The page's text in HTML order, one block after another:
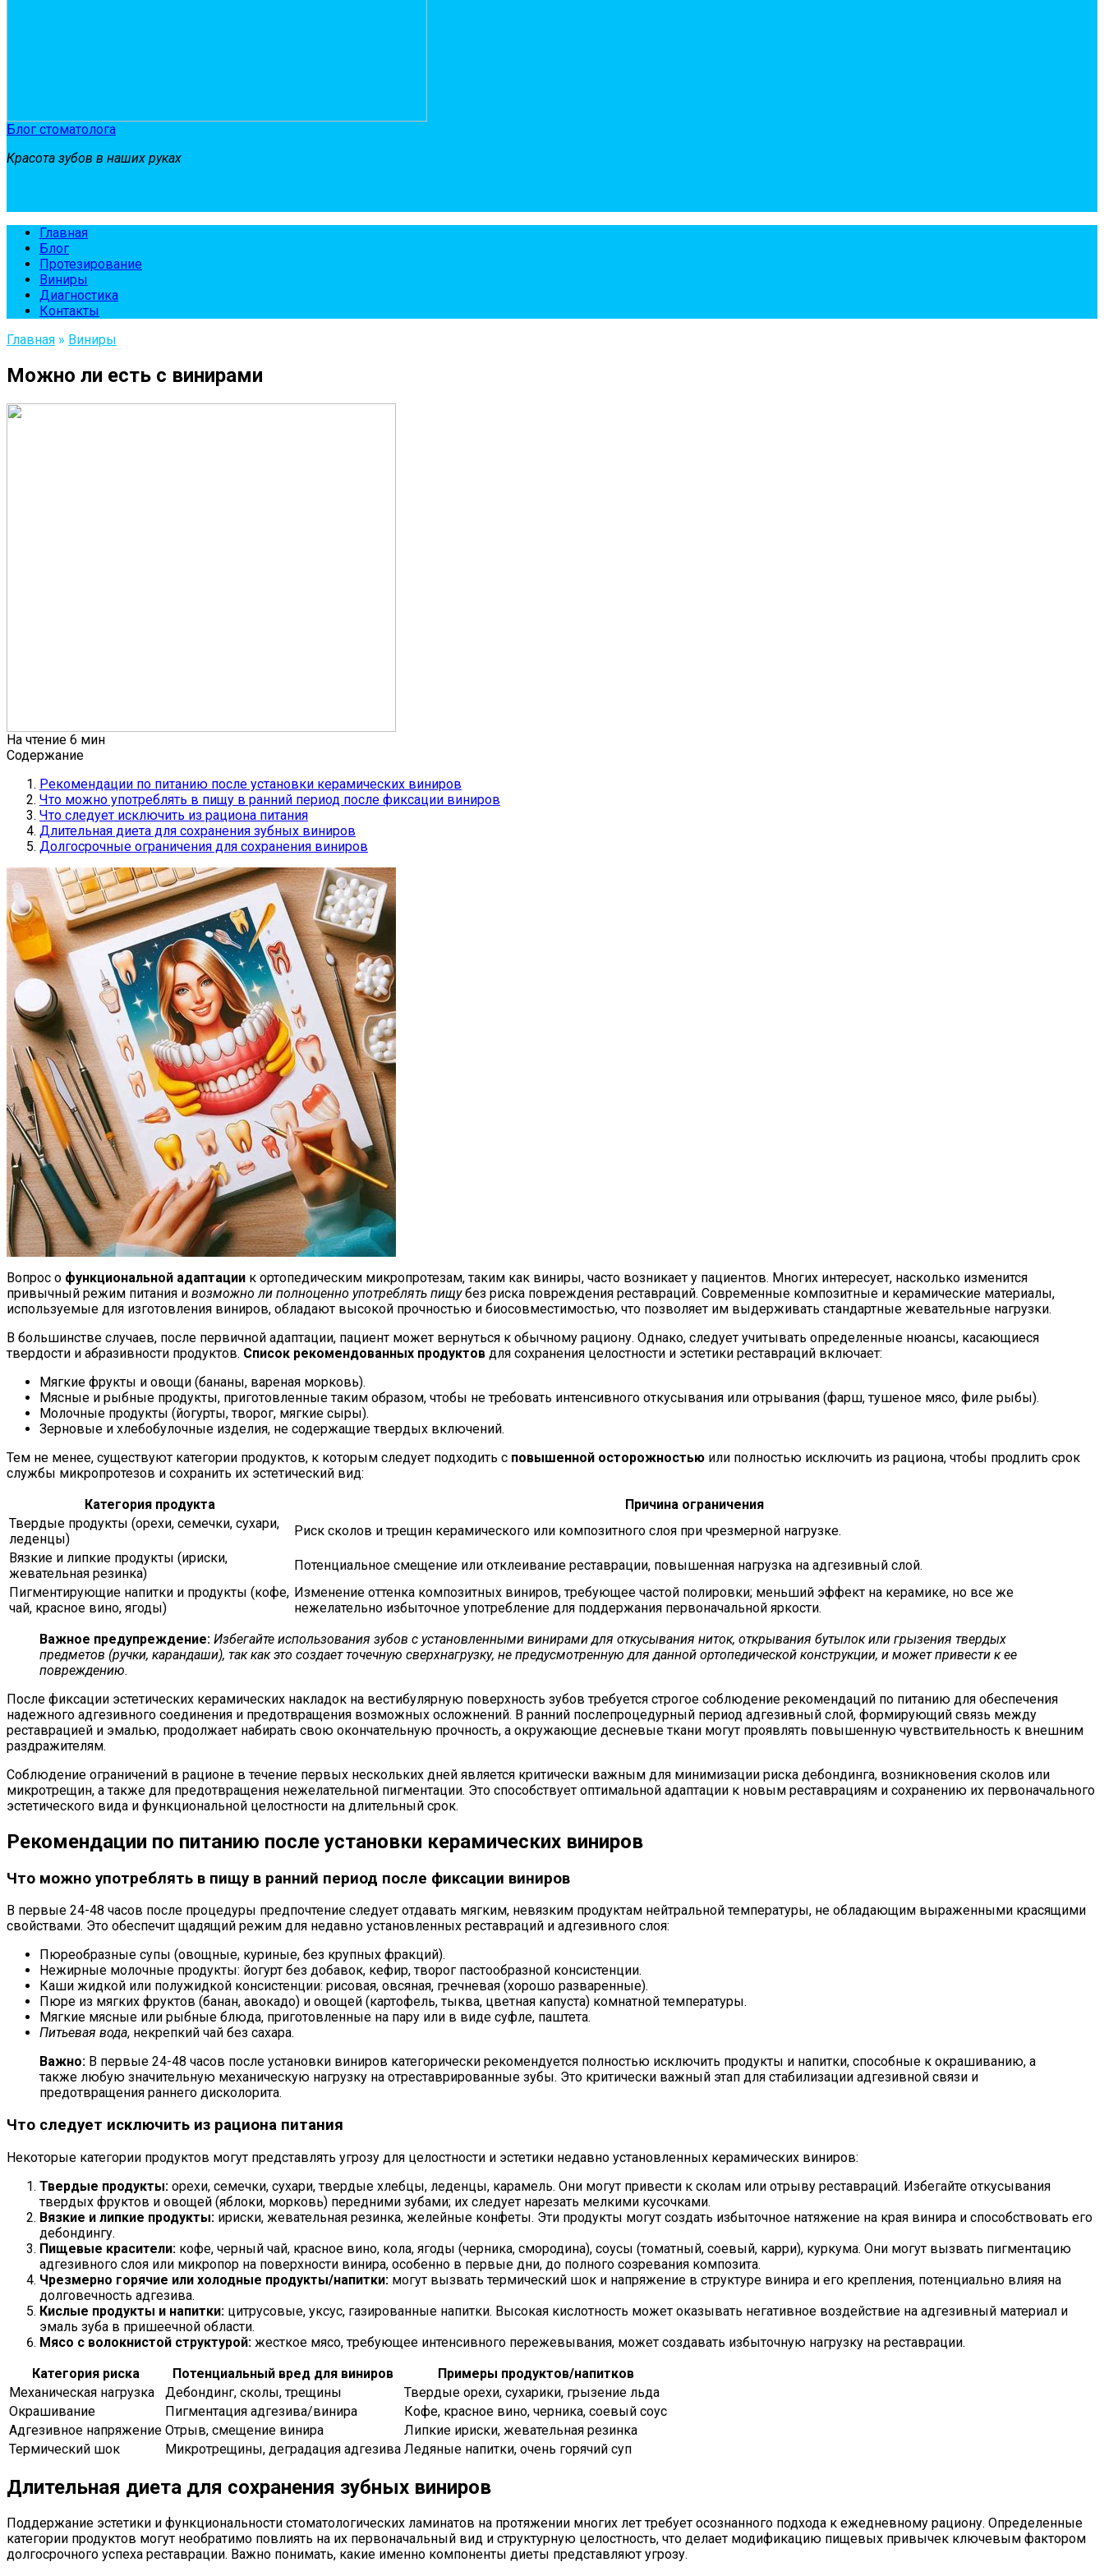
Блог стоматолога
Красота зубов в наших руках
Главная
Блог
Протезирование
Виниры
Диагностика
Контакты
Главная » Виниры
Можно ли есть с винирами
На чтение 6 мин
Содержание
Рекомендации по питанию после установки керамических виниров
Что можно употреблять в пищу в ранний период после фиксации виниров
Что следует исключить из рациона питания
Длительная диета для сохранения зубных виниров
Долгосрочные ограничения для сохранения виниров
Вопрос о функциональной адаптации к ортопедическим микропротезам, таким как виниры, часто возникает у пациентов. Многих интересует, насколько изменится
привычный режим питания и возможно ли полноценно употреблять пищубез риска повреждения реставраций. Современные композитные и керамические материалы,
используемые для изготовления виниров, обладают высокой прочностью и биосовместимостью, что позволяет им выдерживать стандартные жевательные нагрузки.
В большинстве случаев, после первичной адаптации, пациент может вернуться к обычному рациону. Однако, следует учитывать определенные нюансы, касающиеся
твердости и абразивности продуктов. Список рекомендованных продуктов для сохранения целостности и эстетики реставраций включает:
Мягкие фрукты и овощи (бананы, вареная морковь).
Мясные и рыбные продукты, приготовленные таким образом, чтобы не требовать интенсивного откусывания или отрывания (фарш, тушеное мясо, филе рыбы).
Молочные продукты (йогурты, творог, мягкие сыры).
Зерновые и хлебобулочные изделия, не содержащие твердых включений.
Тем не менее, существуют категории продуктов, к которым следует подходить с повышенной осторожностью или полностью исключить из рациона, чтобы продлить срок
службы микропротезов и сохранить их эстетический вид:
Категория продукта
Причина ограничения
Твердые продукты (орехи, семечки, сухари,
леденцы)
Риск сколов и трещин керамического или композитного слоя при чрезмерной нагрузке.
Вязкие и липкие продукты (ириски,
жевательная резинка)
Потенциальное смещение или отклеивание реставрации, повышенная нагрузка на адгезивный слой.
Пигментирующие напитки и продукты (кофе,
чай, красное вино, ягоды)
Изменение оттенка композитных виниров, требующее частой полировки; меньший эффект на керамике, но все же
нежелательно избыточное употребление для поддержания первоначальной яркости.
Важное предупреждение: Избегайте использования зубов с установленными винирами для откусывания ниток, открывания бутылок или грызения твердых
предметов (ручки, карандаши), так как это создает точечную сверхнагрузку, не предусмотренную для данной ортопедической конструкции, и может привести к ее
повреждению.
После фиксации эстетических керамических накладок на вестибулярную поверхность зубов требуется строгое соблюдение рекомендаций по питанию для обеспечения
надежного адгезивного соединения и предотвращения возможных осложнений. В ранний послепроцедурный период адгезивный слой, формирующий связь между
реставрацией и эмалью, продолжает набирать свою окончательную прочность, а окружающие десневые ткани могут проявлять повышенную чувствительность к внешним
раздражителям.
Соблюдение ограничений в рационе в течение первых нескольких дней является критически важным для минимизации риска дебондинга, возникновения сколов или
микротрещин, а также для предотвращения нежелательной пигментации. Это способствует оптимальной адаптации к новым реставрациям и сохранению их первоначального
эстетического вида и функциональной целостности на длительный срок.
Рекомендации по питанию после установки керамических виниров
Что можно употреблять в пищу в ранний период после фиксации виниров
В первые 24-48 часов после процедуры предпочтение следует отдавать мягким, невязким продуктам нейтральной температуры, не обладающим выраженными красящими
свойствами. Это обеспечит щадящий режим для недавно установленных реставраций и адгезивного слоя:
Пюреобразные супы (овощные, куриные, без крупных фракций).
Нежирные молочные продукты: йогурт без добавок, кефир, творог пастообразной консистенции.
Каши жидкой или полужидкой консистенции: рисовая, овсяная, гречневая (хорошо разваренные).
Пюре из мягких фруктов (банан, авокадо) и овощей (картофель, тыква, цветная капуста) комнатной температуры.
Мягкие мясные или рыбные блюда, приготовленные на пару или в виде суфле, паштета.
Питьевая вода, некрепкий чай без сахара.
Важно: В первые 24-48 часов после установки виниров категорически рекомендуется полностью исключить продукты и напитки, способные к окрашиванию, а
также любую значительную механическую нагрузку на отреставрированные зубы. Это критически важный этап для стабилизации адгезивной связи и
предотвращения раннего дисколорита.
Что следует исключить из рациона питания
Некоторые категории продуктов могут представлять угрозу для целостности и эстетики недавно установленных керамических виниров:
Твердые продукты: орехи, семечки, сухари, твердые хлебцы, леденцы, карамель. Они могут привести к сколам или отрыву реставраций. Избегайте откусывания
твердых фруктов и овощей (яблоки, морковь) передними зубами; их следует нарезать мелкими кусочками.
Вязкие и липкие продукты: ириски, жевательная резинка, желейные конфеты. Эти продукты могут создать избыточное натяжение на края винира и способствовать его
дебондингу.
Пищевые красители: кофе, черный чай, красное вино, кола, ягоды (черника, смородина), соусы (томатный, соевый, карри), куркума. Они могут вызвать пигментацию
адгезивного слоя или микропор на поверхности винира, особенно в первые дни, до полного созревания композита.
Чрезмерно горячие или холодные продукты/напитки: могут вызвать термический шок и напряжение в структуре винира и его крепления, потенциально влияя на
долговечность адгезива.
Кислые продукты и напитки: цитрусовые, уксус, газированные напитки. Высокая кислотность может оказывать негативное воздействие на адгезивный материал и
эмаль зуба в пришеечной области.
Мясо с волокнистой структурой: жесткое мясо, требующее интенсивного пережевывания, может создавать избыточную нагрузку на реставрации.
Категория риска
Потенциальный вред для виниров
Примеры продуктов/напитков
Механическая нагрузка
Дебондинг, сколы, трещины
Твердые орехи, сухарики, грызение льда
Окрашивание
Пигментация адгезива/винира
Кофе, красное вино, черника, соевый соус
Адгезивное напряжение Отрыв, смещение винира
Липкие ириски, жевательная резинка
Термический шок
Микротрещины, деградация адгезива Ледяные напитки, очень горячий суп
Длительная диета для сохранения зубных виниров
Поддержание эстетики и функциональности стоматологических ламинатов на протяжении многих лет требует осознанного подхода к ежедневному рациону. Определенные
категории продуктов могут необратимо повлиять на их первоначальный вид и структурную целостность, что делает модификацию пищевых привычек ключевым фактором
долгосрочного успеха реставрации. Важно понимать, какие именно компоненты диеты представляют угрозу.